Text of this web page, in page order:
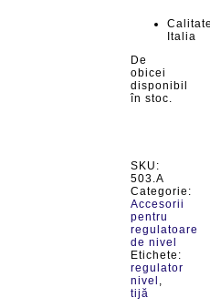
Italia
De
obicei
disponibil
în stoc.
SKU:
503.A
Categorie:
Accesorii
pentru
regulatoare
de nivel
Etichete:
regulator
nivel ,
tijă